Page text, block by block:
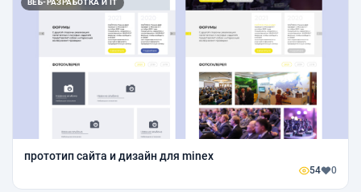
ВЕБ-РАЗРАБОТКА И IT
прототип сайта и дизайн для minex
54 0